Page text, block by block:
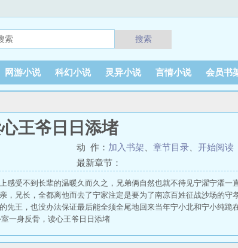
搜索
网游小说 科幻小说 灵异小说 言情小说 会员书
王爷日日添堵
动 作： 加入书架 章节目录
开始阅读
最新章节：
感受不到长辈的温暖久而久之，兄弟俩自然也就不待见宁濯宁濯一
，兄长，全都离他而去了宁家注定是要为了南凉百姓征战沙场的守
先王，也没办法保证最后能全须全尾地回来当年宁小北和宁小纯跪
一身反骨，读心王爷日日添堵